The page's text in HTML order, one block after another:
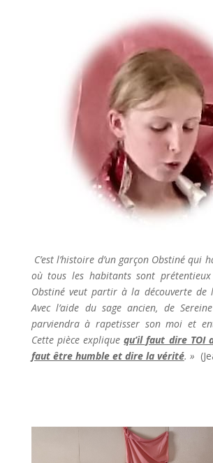
C’est l’histoire d’un garçon Obstiné qui
où tous les habitants sont
Obstiné veut partir à la découverte de
Avec l’aide du sage ancien, de
parviendra à rapetisser son moi et
Cette pièce expliquequ’il faut dire TOI
faut être humble et dire la vérité. »